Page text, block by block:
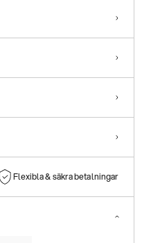
Flexibla & säkra betalningar